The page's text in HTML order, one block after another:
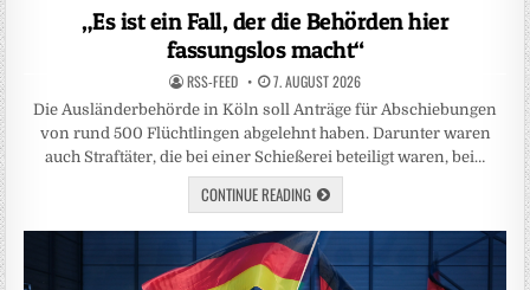
in
„Es ist ein Fall, der die Behörden hier
fassungslos macht“
RSS-FEED 7. AUGUST 2026
Die Ausländerbehörde in Köln soll Anträge für Abschiebungen
von rund 500 Flüchtlingen abgelehnt haben. Darunter waren
auch Straftäter, die bei einer Schießerei beteiligt waren, bei…
CONTINUE READING